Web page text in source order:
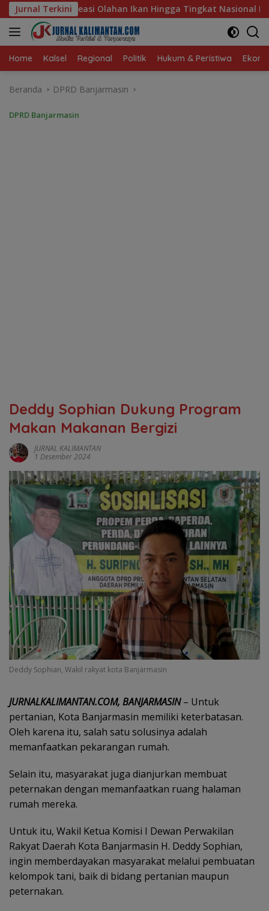
Langsung
ke
konten
Jurnal Terkini
Hingga Tingkat Nasional Pada Lomba Masak Serba Ikan
Home Kalsel Regional Politik Hukum & Peristiwa
Beranda DPRD Banjarmasin
DPRD Banjarmasin
Deddy Sophian Dukung Program
Makan Makanan Bergizi
JURNAL KALIMANTAN
1 Desember 2024
Deddy Sophian, Wakil rakyat kota Banjarmasin
JURNALKALIMANTAN.COM, BANJARMASIN– Untuk
pertanian, Kota Banjarmasin memiliki keterbatasan.
Oleh karena itu, salah satu solusinya adalah
memanfaatkan pekarangan rumah.
Selain itu, masyarakat juga dianjurkan membuat
peternakan dengan memanfaatkan ruang halaman
rumah mereka.
Untuk itu, Wakil Ketua Komisi I Dewan Perwakilan
Rakyat Daerah Kota Banjarmasin H. Deddy Sophian,
ingin memberdayakan masyarakat melalui pembuatan
kelompok tani, baik di bidang pertanian maupun
peternakan.